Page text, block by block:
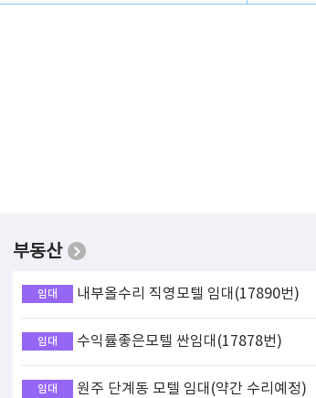
부동산
임대 내부올수리 직영모텔 임대(17890번)
임대 수익률좋은모텔 싼임대(17878번)
임대 원주 단계동 모텔 임대(약간 수리예정)